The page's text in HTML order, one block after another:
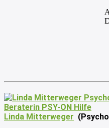
Linda Mitterweger